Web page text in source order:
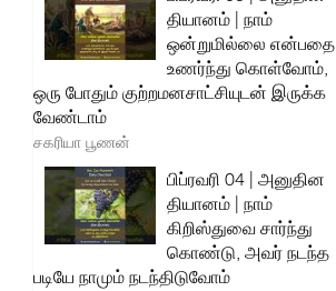
தியானம் | நாம்
ஒன்றுமில்லை என்பதை
உணர்ந்து கொள்வோம்,
ஒரு போதும் குற்றமனசாட்சியுடன் இருக்க
வேண்டாம்
சகரியா பூணன்
பிப்ரவரி 04 | அனுதின
தியானம் | நாம்
கிறிஸ்துவை சார்ந்து
கொண்டு, அவர் நடந்த
படியே நாமும் நடந்திடுவோம்